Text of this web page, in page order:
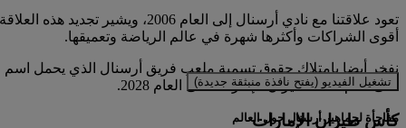
أقوى الشراكات وأكثرها شهرة في عالم الرياضة وتعميقها.
على اسم استاد طيران الإمارات حتى العام 2028.
كأس طيران الإمارات
تشغيل الفيديو (يفتح نافذة منبثقة جديدة)
مفاجأة لجماهير أرسنال حول العالم